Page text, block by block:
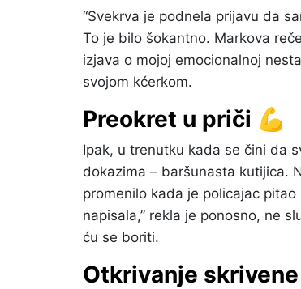
“Svekrva je podnela prijavu da
To je bilo šokantno. Markova
izjava o mojoj emocionalnoj
svojom kćerkom.
Preokret u priči 💪
Ipak, u trenutku kada se čini da
dokazima – baršunasta kutijica.
promenilo kada je policajac
napisala,” rekla je ponosno, ne
ću se boriti.
Otkrivanje